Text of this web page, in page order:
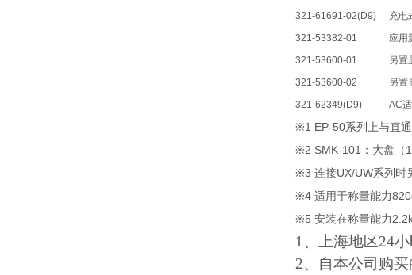
321-61691-02(D9)
充电
321-53382-01
应用
321-53600-01
另置
321-53600-02
另置
321-62349(D9)
AC
※1 EP-50系列上与直
※2 SMK-101 ：大盘（
※3 连接UX/UW系列时
※4 适用于称量能力
※5 安装在称量能力
1、上海地区24
2、自本公司购